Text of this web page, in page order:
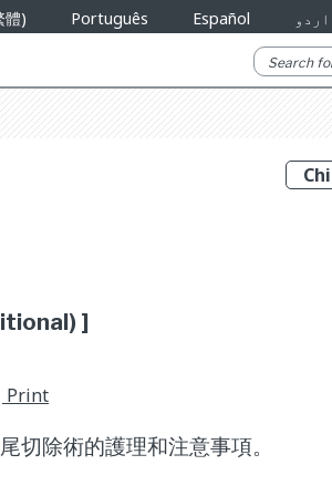
體) Português Español اردو
]
Print
切除術的護理和注意事項。